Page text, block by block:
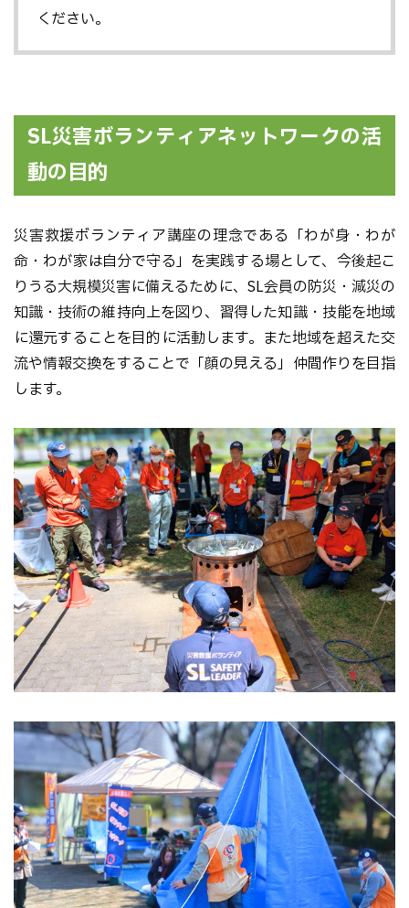
ください。
SL災害ボランティアネットワークの活
動の目的
災害救援ボランティア講座の理念である「わが身・わが
命・わが家は自分で守る」を実践する場として、今後起こ
りうる大規模災害に備えるために、SL会員の防災・減災の
知識・技術の維持向上を図り、習得した知識・技能を地域
に還元することを目的に活動します。また地域を超えた交
流や情報交換をすることで「顔の見える」仲間作りを目指
します。